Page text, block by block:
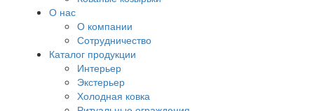
О нас
О компании
Сотрудничество
Каталог продукции
Интерьер
Экстерьер
Холодная ковка